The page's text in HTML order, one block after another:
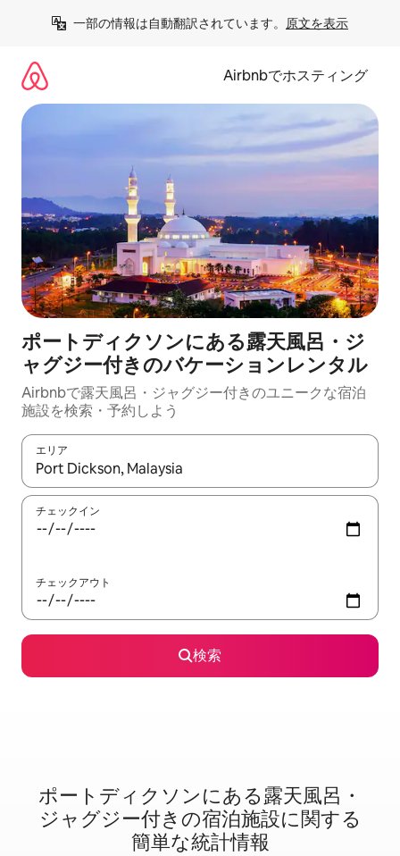
一部の情報は自動翻訳されています。 原文を表示
Airbnbでホスティング
ポートディクソンにある露天風呂・ジ
ャグジー付きのバケーションレンタル
Airbnbで露天風呂・ジャグジー付きのユニークな宿泊
施設を検索・予約しよう
エリア
検索結果が表示されたら、上下の矢印キーを使って移動するか
チェックイン
チェックアウト
検索
ポートディクソンに⁠あ⁠る露⁠天⁠風⁠呂・
ジ⁠ャ⁠グ⁠ジ⁠ー⁠付⁠き⁠の宿⁠泊⁠施⁠設⁠に関⁠す⁠る
簡⁠単⁠な統⁠計⁠情⁠報